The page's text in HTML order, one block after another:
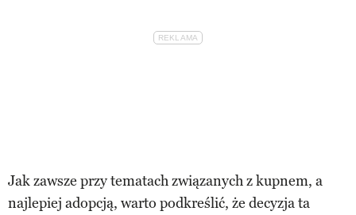
Jak zawsze przy tematach związanych z kupnem, a
najlepiej adopcją, warto podkreślić, że decyzja ta